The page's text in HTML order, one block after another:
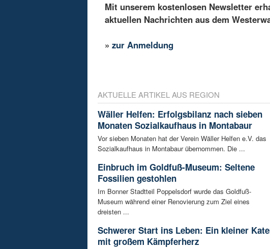
Mit unserem kostenlosen Newsletter
aktuellen Nachrichten aus dem
»zur Anmeldung
AKTUELLE ARTIKEL AUS REGION
Wäller Helfen: Erfolgsbilanz nach sieben
Monaten Sozialkaufhaus in Montabaur
Vor sieben Monaten hat der Verein Wäller Helfen e.V. das
Sozialkaufhaus in Montabaur übernommen. Die ...
Einbruch im Goldfuß-Museum: Seltene
Fossilien gestohlen
Im Bonner Stadtteil Poppelsdorf wurde das Goldfuß-
Museum während einer Renovierung zum Ziel eines
dreisten ...
Schwerer Start ins Leben: Ein kleiner
mit großem Kämpferherz